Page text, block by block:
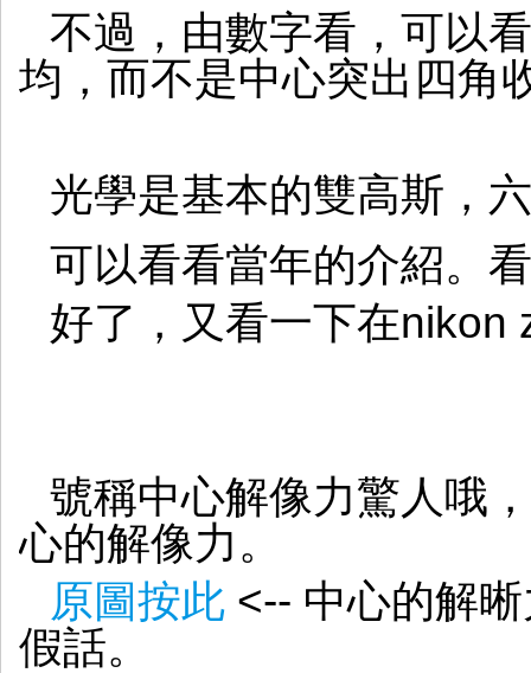
不過，由數字看，可以
均，而不是中心突出四角
光學是基本的雙高斯，
可以看看當年的介紹。
好了，又看一下在nikon
號稱中心解像力驚人哦
心的解像力。
原圖按此 <-- 中心的解
假話。